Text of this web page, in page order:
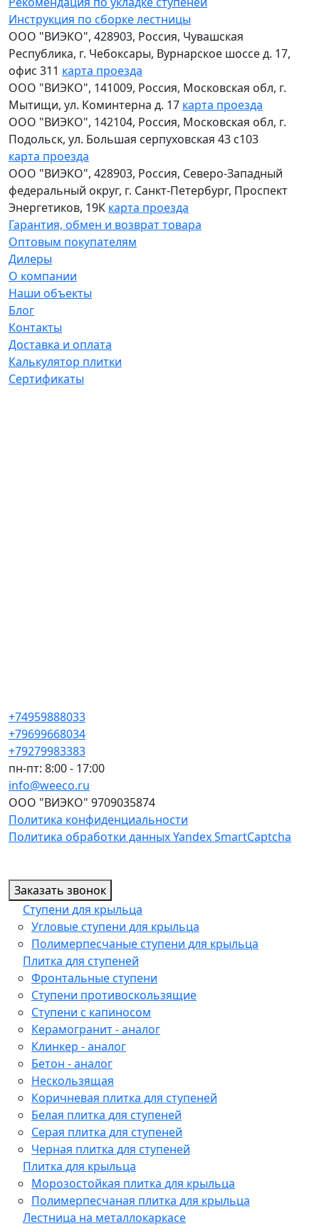
Инструкция по сборке лестницы
ООО "ВИЭКО", 428903, Россия, Чувашская
Республика, г. Чебоксары, Вурнарское шоссе д. 17,
офис 311 карта проезда
ООО "ВИЭКО", 141009, Россия, Московская обл, г.
Мытищи, ул. Коминтерна д. 17 карта проезда
ООО "ВИЭКО", 142104, Россия, Московская обл, г.
Подольск, ул. Большая серпуховская 43 с103
карта проезда
ООО "ВИЭКО", 428903, Россия, Северо-Западный
федеральный округ, г. Санкт-Петербург, Проспект
Энергетиков, 19К карта проезда
Гарантия, обмен и возврат товара
Оптовым покупателям
Дилеры
О компании
Наши объекты
Блог
Контакты
Доставка и оплата
Калькулятор плитки
Сертификаты
+74959888033
+79699668034
+79279983383
пн-пт: 8:00 - 17:00
info@weeco.ru
ООО "ВИЭКО" 9709035874
Политика конфиденциальности
Политика обработки данных Yandex SmartCaptcha
Заказать звонок
Ступени для крыльца
Угловые ступени для крыльца
Полимерпесчаные ступени для крыльца
Плитка для ступеней
Фронтальные ступени
Ступени противоскользящие
Ступени с капиносом
Керамогранит - аналог
Клинкер - аналог
Бетон - аналог
Нескользящая
Коричневая плитка для ступеней
Белая плитка для ступеней
Серая плитка для ступеней
Черная плитка для ступеней
Плитка для крыльца
Морозостойкая плитка для крыльца
Полимерпесчаная плитка для крыльца
Лестница на металлокаркасе